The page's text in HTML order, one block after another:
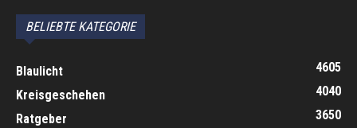
BELIEBTE KATEGORIE
Blaulicht
4605
Kreisgeschehen
4040
Ratgeber
3650